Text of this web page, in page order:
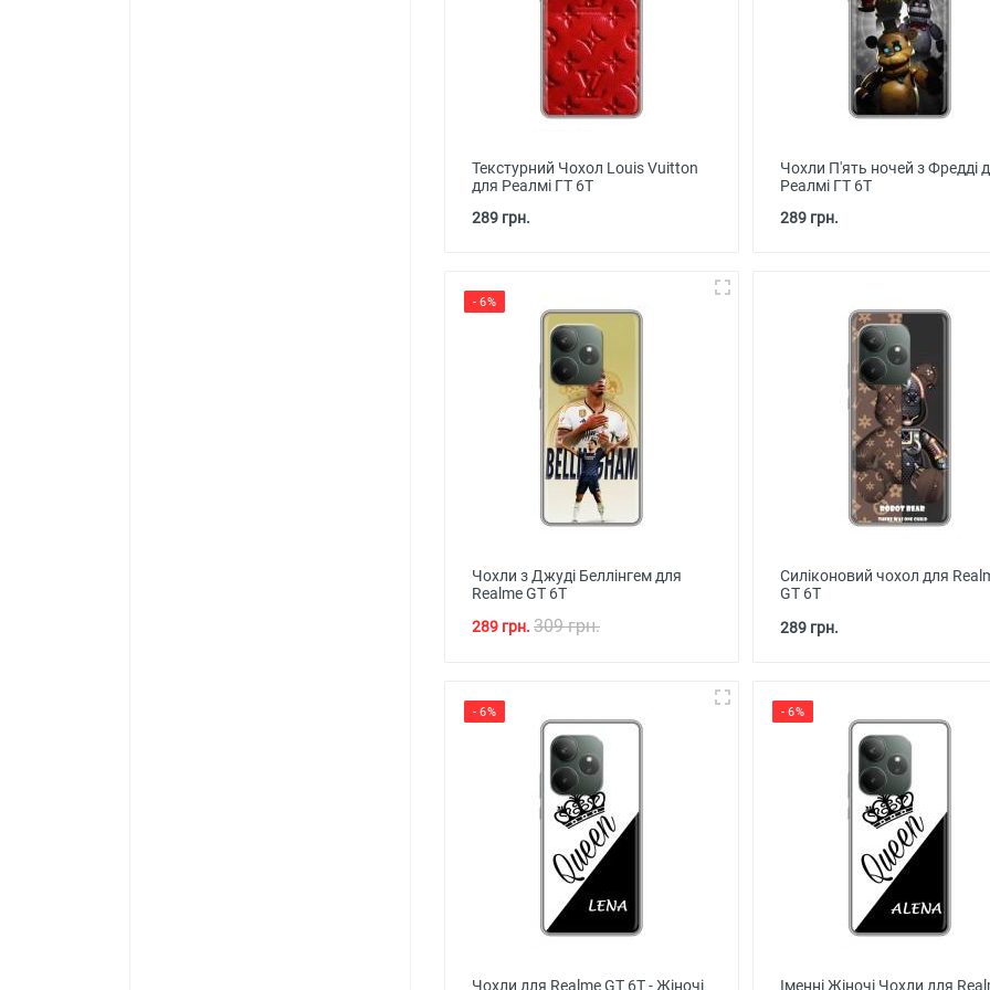
Текстурний Чохол Louis Vuitton
для Реалмі ГТ 6Т
289 грн.
Чохли П'ять ночей з Фредді
Реалмі ГТ 6Т
289 грн.
- 6%
Чохли з Джуді Беллінгем для
Realme GT 6T
289 грн. 309 грн.
Силіконовий чохол для
GT 6T
289 грн.
- 6%
Чохли для Realme GT 6T - Жіночі
- 6%
Іменні Жіночі Чохли для